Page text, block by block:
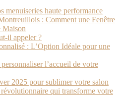
menuiseries haute performance
: Comment une Fenêtre
Maison
il appeler ?
: L’Option Idéale pour une
l’accueil de votre
2025 pour sublimer votre salon
qui transforme votre